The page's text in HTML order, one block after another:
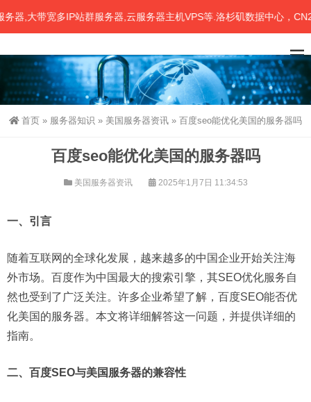
带宽多IP站群服务器,云服务器主机VPS等.洛杉矶数据中心，CN2、
首页 » 服务器知识 » 美国服务器资讯 » 百度seo能优化美国的服务器吗
百度seo能优化美国的服务器吗
美国服务器资讯 2025年1月7日 11:34:53
一、引言
随着互联网的全球化发展，越来越多的中国企业开始关注海
外市场。百度作为中国最大的搜索引擎，其SEO优化服务自
然也受到了广泛关注。许多企业希望了解，百度SEO能否优
化美国的服务器。本文将详细解答这一问题，并提供详细的
指南。
二、百度SEO与美国服务器的兼容性